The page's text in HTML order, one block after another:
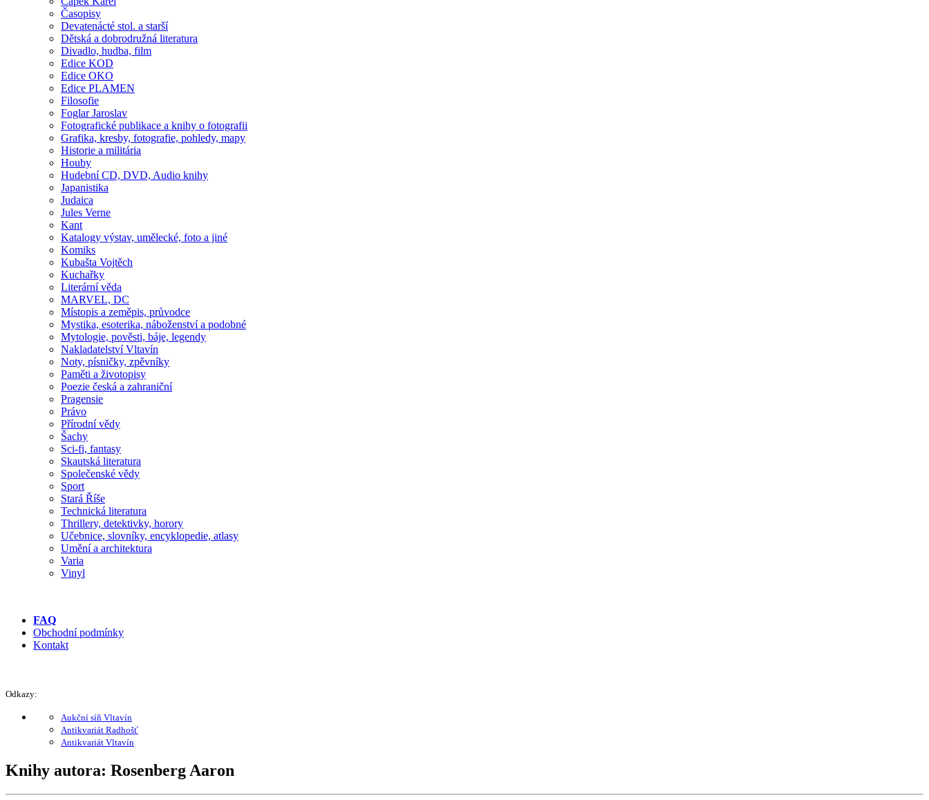
Časopisy
Devatenácté stol. a starší
Dětská a dobrodružná literatura
Divadlo, hudba, film
Edice KOD
Edice OKO
Edice PLAMEN
Filosofie
Foglar Jaroslav
Fotografické publikace a knihy o fotografii
Grafika, kresby, fotografie, pohledy, mapy
Historie a militária
Houby
Hudební CD, DVD, Audio knihy
Japanistika
Judaica
Jules Verne
Kant
Katalogy výstav, umělecké, foto a jiné
Komiks
Kubašta Vojtěch
Kuchařky
Literární věda
MARVEL, DC
Místopis a zeměpis, průvodce
Mystika, esoterika, náboženství a podobné
Mytologie, pověsti, báje, legendy
Nakladatelství Vltavín
Noty, písničky, zpěvníky
Paměti a životopisy
Poezie česká a zahraniční
Pragensie
Právo
Přírodní vědy
Šachy
Sci-fi, fantasy
Skautská literatura
Společenské vědy
Sport
Stará Říše
Technická literatura
Thrillery, detektivky, horory
Učebnice, slovníky, encyklopedie, atlasy
Umění a architektura
Varia
Vinyl
FAQ
Obchodní podmínky
Kontakt
Odkazy:
Aukční síň Vltavín
Antikvariát Radhošť
Antikvariát Vltavín
Knihy autora: Rosenberg Aaron